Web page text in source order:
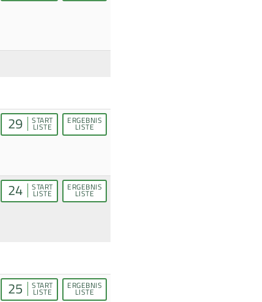
29 START
LISTE
ERGEBNIS
LISTE
24 START
LISTE
ERGEBNIS
LISTE
25 START
LISTE
ERGEBNIS
LISTE